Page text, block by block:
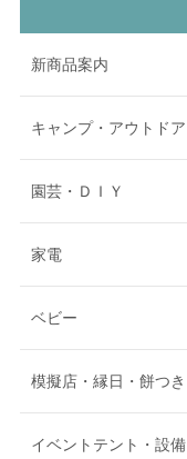
新商品案内
キャンプ・アウトドア
園芸・ＤＩＹ
家電
ベビー
模擬店・縁日・餅つき
イベントテント・設備